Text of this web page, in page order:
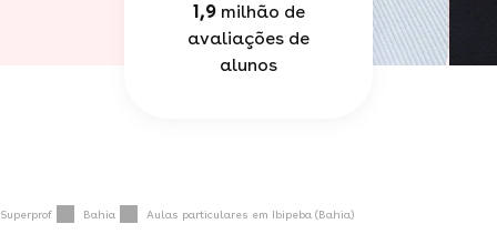
1,9milhão de
avaliações de
alunos
Superprof Bahia Aulas particulares em Ibipeba (Bahia)